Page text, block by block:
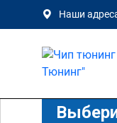
Наши